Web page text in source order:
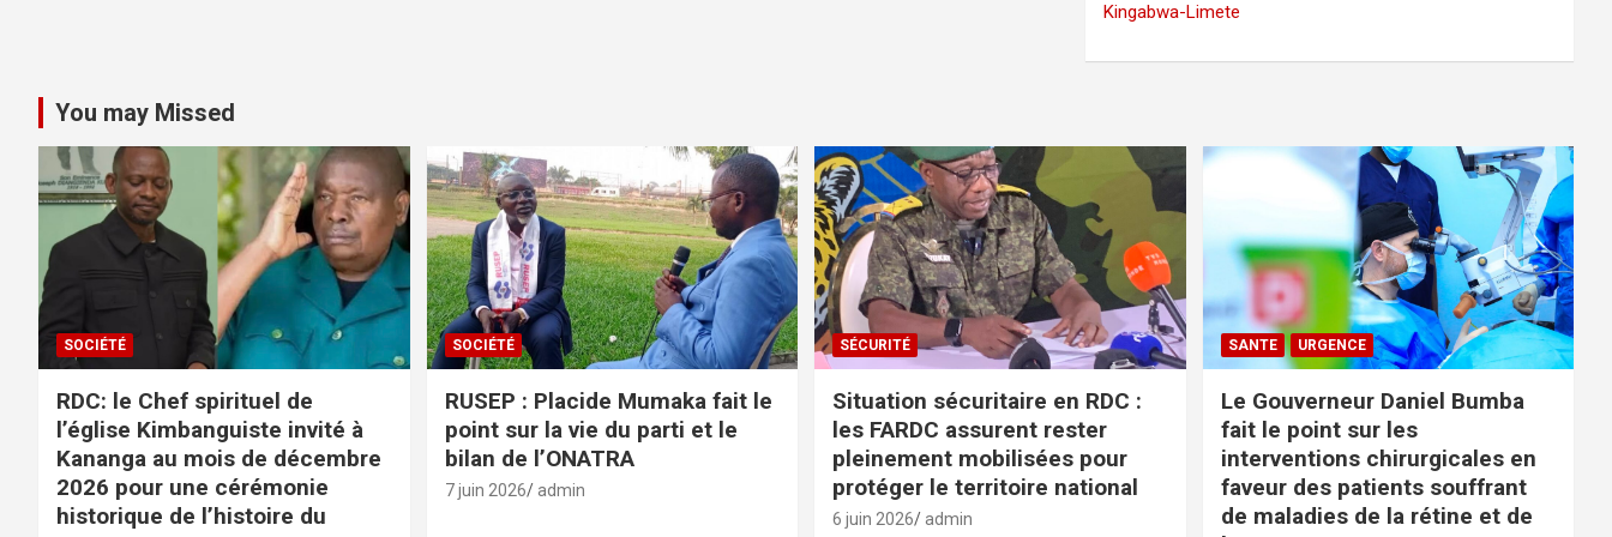
Kingabwa-Limete
You may Missed
SOCIÉTÉ
RDC: le Chef spirituel de
l’église Kimbanguiste invité à
Kananga au mois de décembre
2026 pour une cérémonie
historique de l’histoire du
SOCIÉTÉ
RUSEP : Placide Mumaka fait le
point sur la vie du parti et le
bilan de l’ONATRA
7 juin 2026 admin
SÉCURITÉ
Situation sécuritaire en RDC :
les FARDC assurent rester
pleinement mobilisées pour
protéger le territoire national
6 juin 2026 admin
SANTE URGENCE
Le Gouverneur Daniel Bumba
fait le point sur les
interventions chirurgicales en
faveur des patients souffrant
de maladies de la rétine et de